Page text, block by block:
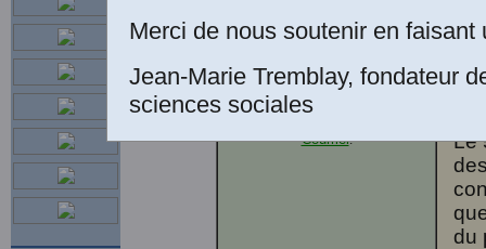
Courriel.
Le
du
Merci de nous soutenir en faisant
Jean-Marie Tremblay, fondateur
sciences sociales